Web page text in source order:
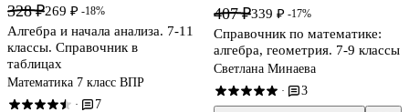
328 ₽269 ₽ -18%
Алгебра и начала анализа. 7-11
классы. Справочник в
таблицах
Математика 7 класс ВПР
· 7
407 ₽339 ₽ -17%
Справочник по математике:
алгебра, геометрия. 7-9 классы
Светлана Минаева
· 3